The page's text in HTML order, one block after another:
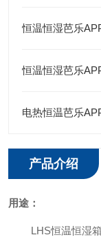
恒温恒湿芭乐
产品介绍
用途：
LHS恒温恒湿箱